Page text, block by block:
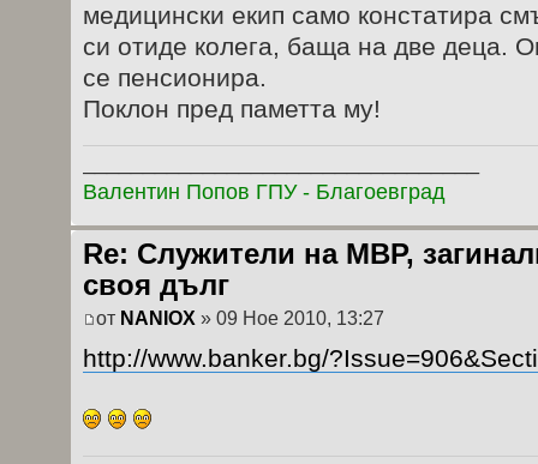
медицински екип само констатира
си отиде колега, баща на две деца.
се пенсионира.
Поклон пред паметта му!
Валентин Попов ГПУ - Благоевград
Re: Служители на МВР,
своя дълг
от NANIOX » 09 Ное 2010, 13:27
http://www.banker.bg/